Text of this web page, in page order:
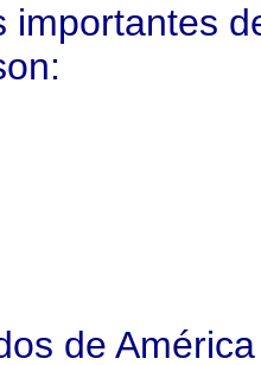
importantes
de América